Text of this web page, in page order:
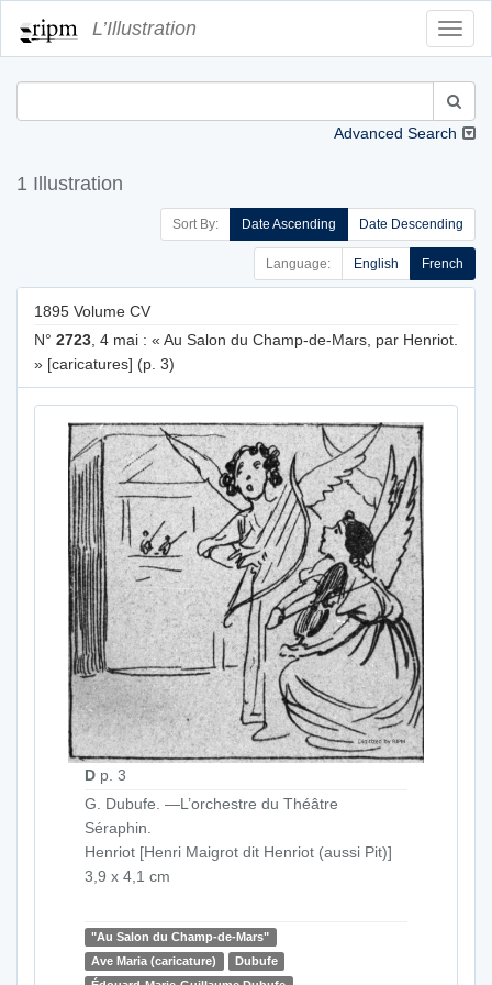
L’Illustration
Advanced Search
1 Illustration
Sort By: Date Ascending Date Descending
Language: English French
1895 Volume CV
N° 2723 , 4 mai : « Au Salon du Champ-de-Mars, par Henriot.
» [caricatures] (p. 3)
D p. 3
G. Dubufe. —L’orchestre du Théâtre
Séraphin.
Henriot [Henri Maigrot dit Henriot (aussi Pit)]
3,9 x 4,1 cm
"Au Salon du Champ-de-Mars"
Ave Maria (caricature)
Dubufe